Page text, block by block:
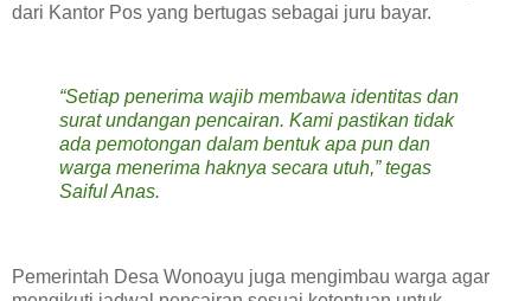
dari Kantor Pos yang bertugas sebagai juru bayar.
“Setiap penerima wajib membawa identitas dan
surat undangan pencairan. Kami pastikan tidak
ada pemotongan dalam bentuk apa pun dan
warga menerima haknya secara utuh,” tegas
Saiful Anas.
Pemerintah Desa Wonoayu juga mengimbau warga agar